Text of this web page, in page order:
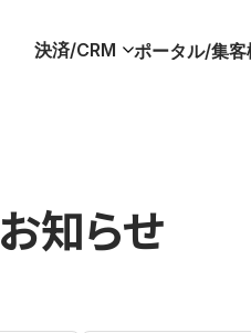
決済/CRM ポータル/集客
お知らせ